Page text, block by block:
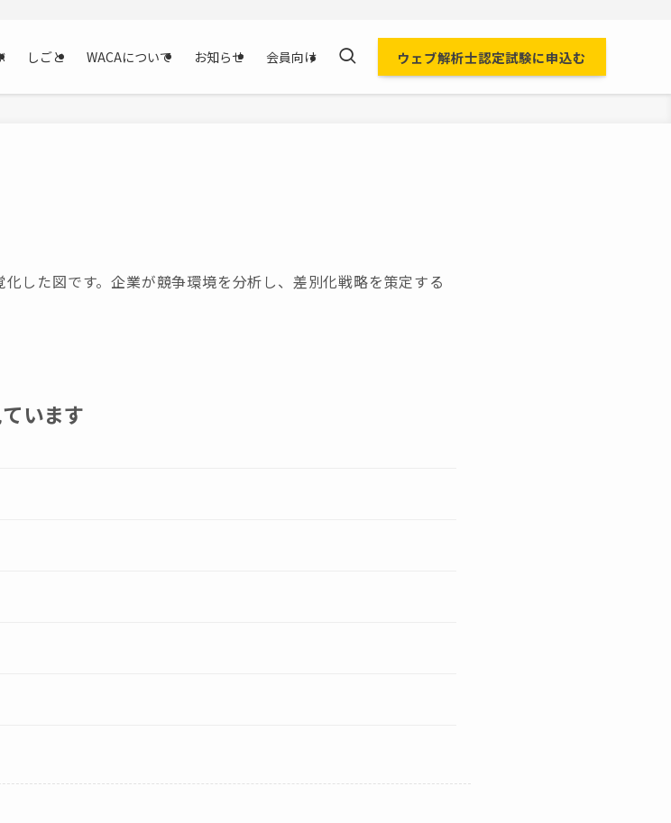
しごと WACAについて お知らせ 会員向け ウェブ解析士認定試験に申込む
した図です。企業が競争環境を分析し、差別化戦略を策定する
います